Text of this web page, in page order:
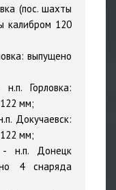
(пос. шахты
калибром 120
выпущено
Горловка:
мм;
Докучаевск:
мм;
- н.п. Донецк
4 снаряда